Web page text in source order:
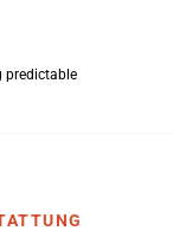
predictable